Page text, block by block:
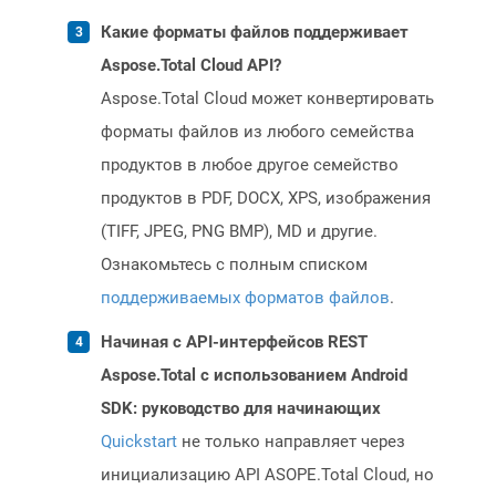
Какие форматы файлов поддерживает
Aspose.Total Cloud API?
Aspose.Total Cloud может конвертировать
форматы файлов из любого семейства
продуктов в любое другое семейство
продуктов в PDF, DOCX, XPS, изображения
(TIFF, JPEG, PNG BMP), MD и другие.
Ознакомьтесь с полным списком
поддерживаемых форматов файлов.
Начиная с API-интерфейсов REST
Aspose.Total с использованием Android
SDK: руководство для начинающих
Quickstart не только направляет через
инициализацию API ASOPE.Total Cloud, но